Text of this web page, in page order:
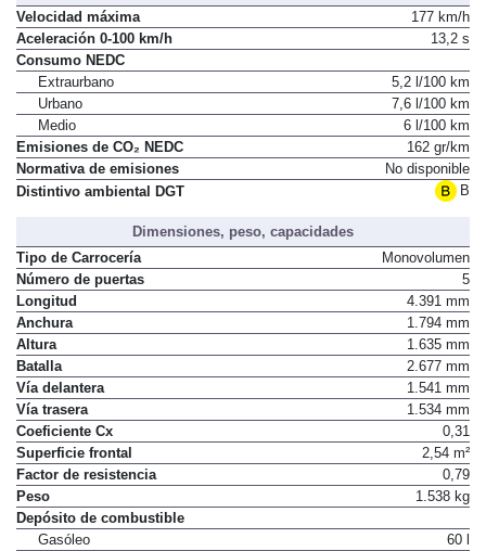
Velocidad máxima
177 km/h
Aceleración 0-100 km/h
13,2 s
Consumo NEDC
Extraurbano
5,2 l/100 km
Urbano
7,6 l/100 km
Medio
6 l/100 km
Emisiones de CO₂ NEDC
162 gr/km
Normativa de emisiones
No disponible
Distintivo ambiental DGT
B
Dimensiones, peso, capacidades
Tipo de Carrocería
Monovolumen
Número de puertas
5
Longitud
4.391 mm
Anchura
1.794 mm
Altura
1.635 mm
Batalla
2.677 mm
Vía delantera
1.541 mm
Vía trasera
1.534 mm
Coeficiente Cx
0,31
Superficie frontal
2,54 m²
Factor de resistencia
0,79
Peso
1.538 kg
Depósito de combustible
Gasóleo
60 l